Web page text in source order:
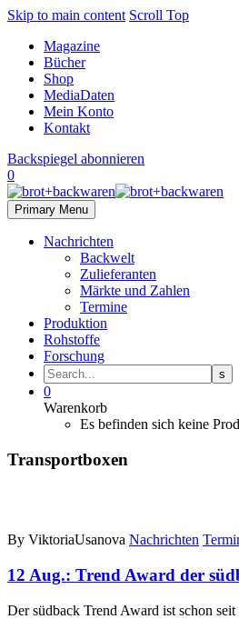
Skip to main content Scroll Top
Magazine
Bücher
Shop
MediaDaten
Mein Konto
Kontakt
Backspiegel abonnieren
0
Primary Menu
Nachrichten
Backwelt
Zulieferanten
Märkte und Zahlen
Termine
Produktion
Rohstoffe
Forschung
0
Warenkorb
Es befinden sich keine
Transportboxen
By ViktoriaUsanova Nachrichten
12 Aug.: Trend Award der
Der südback Trend Award ist schon